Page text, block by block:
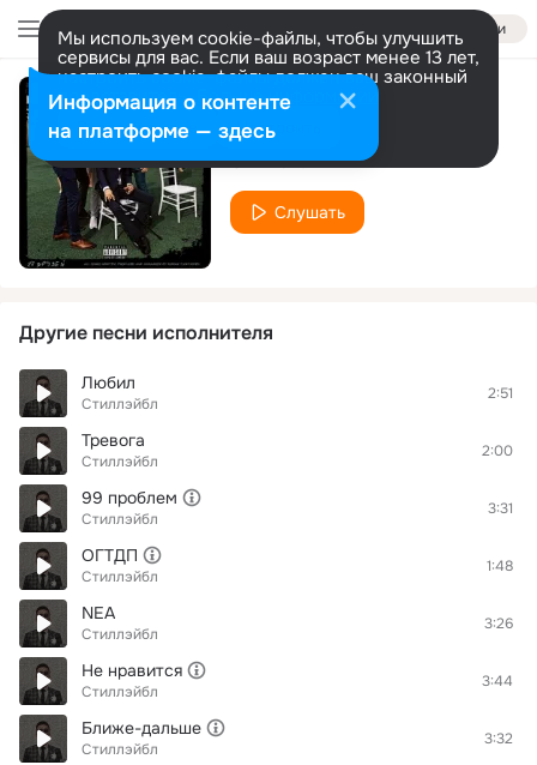
Войти
Мы используем cookie-файлы, чтобы улучшить
сервисы для вас. Если ваш возраст менее 13 лет,
настроить cookie-файлы должен ваш законный
представитель. Больше информации
Разрешить все Настроить
Вполне
Стиллэйбл
Слушать
Другие песни исполнителя
Любил
Стиллэйбл
2:51
Тревога
Стиллэйбл
2:00
99 проблем
Стиллэйбл
3:31
ОГТДП
Стиллэйбл
1:48
NEA
Стиллэйбл
3:26
Не нравится
Стиллэйбл
3:44
Ближе-дальше
Стиллэйбл
3:32
Информация о контенте
на платформе — здесь